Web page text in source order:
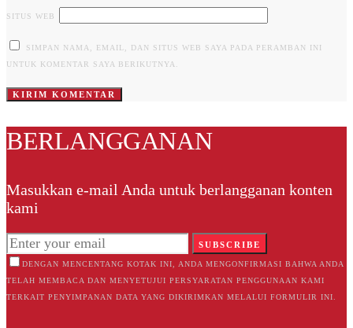
SITUS WEB
SIMPAN NAMA, EMAIL, DAN SITUS WEB SAYA PADA PERAMBAN INI
UNTUK KOMENTAR SAYA BERIKUTNYA.
BERLANGGANAN
Masukkan e-mail Anda untuk berlangganan konten
kami
SUBSCRIBE
DENGAN MENCENTANG KOTAK INI, ANDA MENGONFIRMASI BAHWA ANDA
TELAH MEMBACA DAN MENYETUJUI PERSYARATAN PENGGUNAAN KAMI
TERKAIT PENYIMPANAN DATA YANG DIKIRIMKAN MELALUI FORMULIR INI.